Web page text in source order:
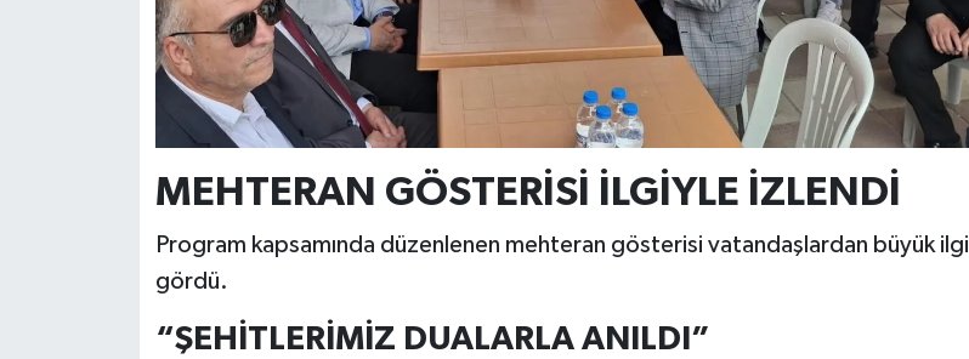
MEHTERAN GÖSTERİSİ İLGİYLE İZLENDİ
Program kapsamında düzenlenen mehteran gösterisi vatandaşlardan büyük ilgi
gördü.
“ŞEHİTLERİMİZ DUALARLA ANILDI”